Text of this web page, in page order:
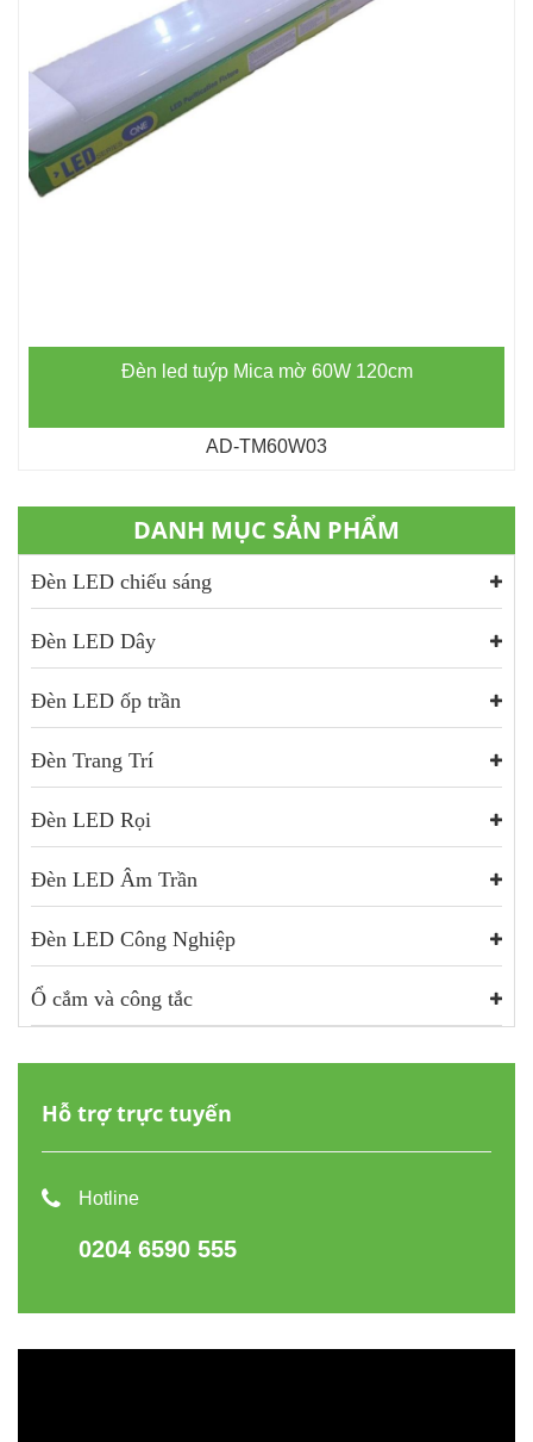
Đèn led tuýp Mica mờ 60W 120cm
AD-TM60W03
DANH MỤC SẢN PHẨM
Đèn LED chiếu sáng
Đèn LED Dây
Đèn LED ốp trần
Đèn Trang Trí
Đèn LED Rọi
Đèn LED Âm Trần
Đèn LED Công Nghiệp
Ổ cắm và công tắc
Hỗ trợ trực tuyến
Hotline
0204 6590 555